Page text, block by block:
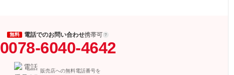
無料 電話でのお問い合わせ携帯可
0078-6040-4642
販売店への無料電話番号を